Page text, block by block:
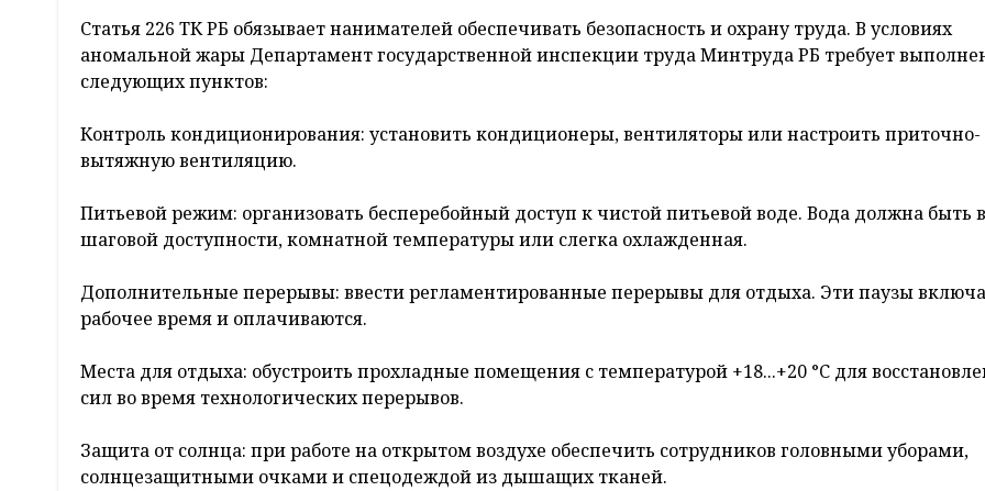
Статья 226 ТК РБ обязывает нанимателей обеспечивать безопасность и охрану труда. В условиях
аномальной жары Департамент государственной инспекции труда Минтруда РБ требует
следующих пунктов:
Контроль кондиционирования: установить кондиционеры, вентиляторы или настроить приточно-
вытяжную вентиляцию.
Питьевой режим: организовать бесперебойный доступ к чистой питьевой воде. Вода должна быть в
шаговой доступности, комнатной температуры или слегка охлажденная.
Дополнительные перерывы: ввести регламентированные перерывы для отдыха. Эти паузы
рабочее время и оплачиваются.
Места для отдыха: обустроить прохладные помещения с температурой +18...+20 °C для
сил во время технологических перерывов.
Защита от солнца: при работе на открытом воздухе обеспечить сотрудников головными уборами,
солнцезащитными очками и спецодеждой из дышащих тканей.